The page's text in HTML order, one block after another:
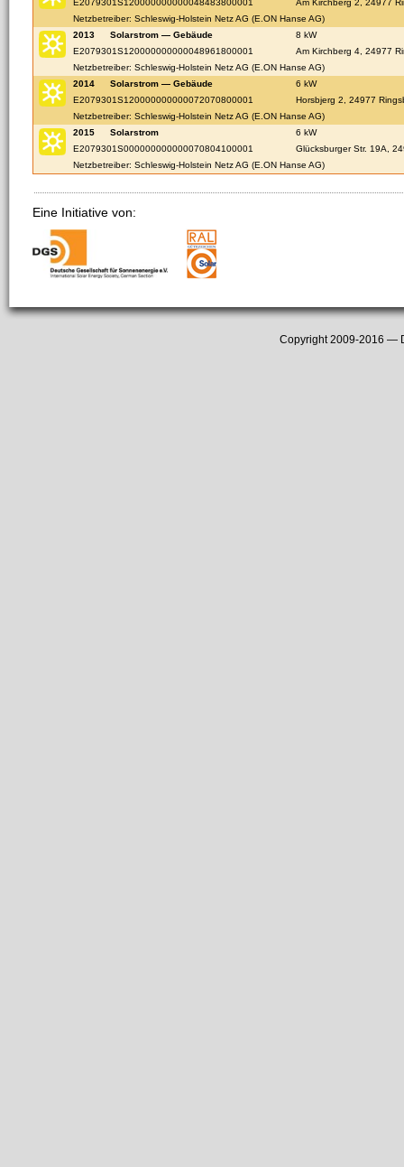
E2079301S120000000000048483800001
Am Kirchberg 2, 24977
Netzbetreiber: Schleswig-Holstein Netz AG (E.ON Hanse AG)
2013
Solarstrom — Gebäude
8 kW
E2079301S120000000000048961800001
Am Kirchberg 4, 24977
Netzbetreiber: Schleswig-Holstein Netz AG (E.ON Hanse AG)
2014
Solarstrom — Gebäude
6 kW
E2079301S120000000000072070800001
Horsbjerg 2, 24977
Netzbetreiber: Schleswig-Holstein Netz AG (E.ON Hanse AG)
2015
Solarstrom
6 kW
E2079301S000000000000070804100001
Glücksburger Str. 19A,
Netzbetreiber: Schleswig-Holstein Netz AG (E.ON Hanse AG)
Eine Initiative von:
Copyright 2009-2016 —